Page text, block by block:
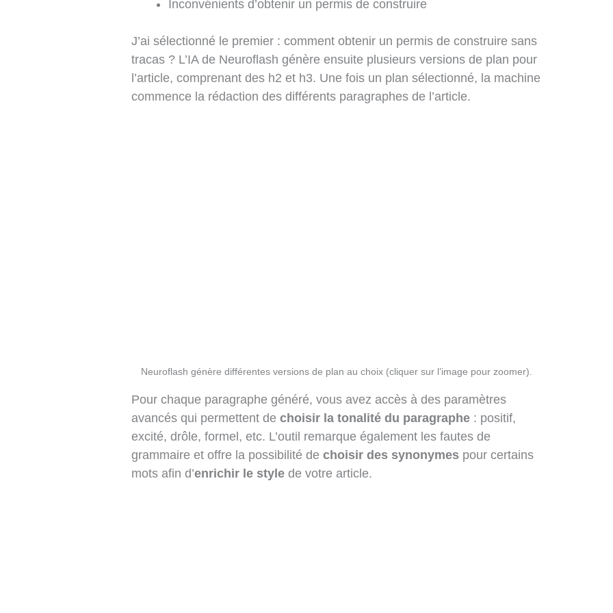
Inconvénients d’obtenir un permis de construire
J’ai sélectionné le premier : comment obtenir un permis de construire sans
tracas ? L’IA de Neuroflash génère ensuite plusieurs versions de plan pour
l’article, comprenant des h2 et h3. Une fois un plan sélectionné, la machine
commence la rédaction des différents paragraphes de l’article.
Neuroflash génère différentes versions de plan au choix (cliquer sur l’image pour zoomer).
Pour chaque paragraphe généré, vous avez accès à des paramètres
avancés qui permettent dechoisir la tonalité du paragraphe : positif,
excité, drôle, formel, etc. L’outil remarque également les fautes de
grammaire et offre la possibilité dechoisir des synonymes pour certains
mots afin d’enrichir le style de votre article.